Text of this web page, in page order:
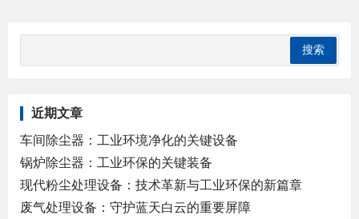
近期文章
车间除尘器：工业环境净化的关键设备
锅炉除尘器：工业环保的关键装备
现代粉尘处理设备：技术革新与工业环保的新篇章
废气处理设备：守护蓝天白云的重要屏障